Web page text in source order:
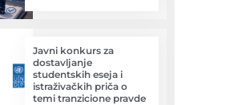
Javni konkurs za
dostavljanje
studentskih eseja i
istraživačkih priča o
temi tranzicione pravde